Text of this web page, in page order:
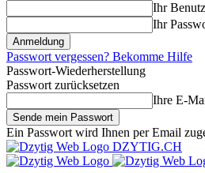
Ihr
Ihr
Passwort vergessen? Bekomme Hilfe
Passwort-Wiederherstellung
Passwort zurücksetzen
Ihre E-
Ein Passwort wird Ihnen per Email
DZYTIG.CH